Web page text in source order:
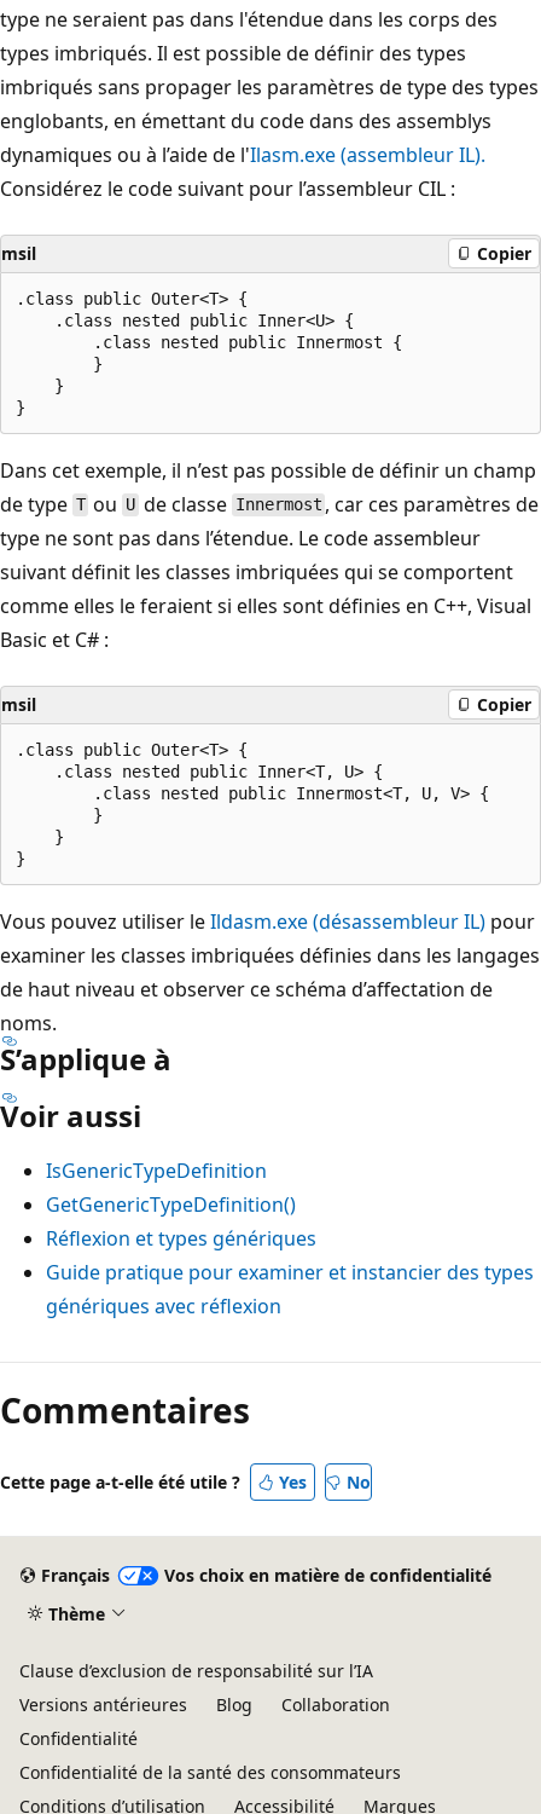
type ne seraient pas dans l'étendue dans les corps des
types imbriqués. Il est possible de définir des types
imbriqués sans propager les paramètres de type des types
englobants, en émettant du code dans des assemblys
dynamiques ou à l’aide de l'Ilasm.exe (assembleur IL).
Considérez le code suivant pour l’assembleur CIL :
msil Copier
.class public Outer<T> {
    .class nested public Inner<U> {
        .class nested public Innermost {
        }
    }
Dans cet exemple, il n’est pas possible de définir un champ
de type T ou Ude classe Innermost , car ces paramètres de
type ne sont pas dans l’étendue. Le code assembleur
suivant définit les classes imbriquées qui se comportent
comme elles le feraient si elles sont définies en C++, Visual
Basic et C# :
msil Copier
.class public Outer<T> {
    .class nested public Inner<T, U> {
        .class nested public Innermost<T, U, V> {
        }
    }
Vous pouvez utiliser leIldasm.exe (désassembleur IL) pour
examiner les classes imbriquées définies dans les langages
de haut niveau et observer ce schéma d’affectation de
noms.
S’applique à
Voir aussi
IsGenericTypeDefinition
GetGenericTypeDefinition()
Réflexion et types génériques
Guide pratique pour examiner et instancier des types
génériques avec réflexion
Commentaires
Cette page a-t-elle été utile ? Yes No
Français
Vos choix en matière de confidentialité
Thème
Clause d’exclusion de responsabilité sur l’IA
Versions antérieures
Blog
Collaboration
Confidentialité
Confidentialité de la santé des consommateurs
Conditions d’utilisation
Accessibilité Marques